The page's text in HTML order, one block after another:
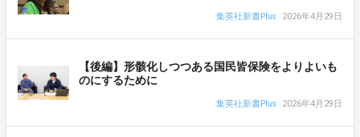
集英社新書Plus 2026年4月29日
【後編】形骸化しつつある国民皆保険をよりよいも
のにするために
集英社新書Plus 2026年4月29日